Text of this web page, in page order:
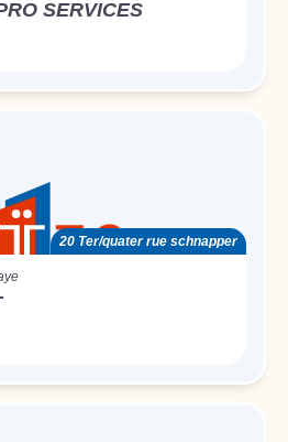
SERVICES
20 Ter/quater rue schnapper